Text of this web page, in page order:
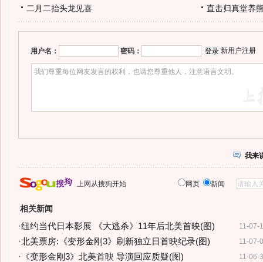
二月二抬头龙见喜 直击归真堂养
用户名： 密码： 新用户注册
我来
上网从搜狗开始 网页 新闻
相关新闻
11-07-
·纽约当代日本影展 《大逃杀》11年后北美首映(图)
11-07-
·北美票房:《变形金刚3》刷新独立日首映纪录(图)
11-06-
· 《变形金刚3》北美首映 导演回应质疑(图)